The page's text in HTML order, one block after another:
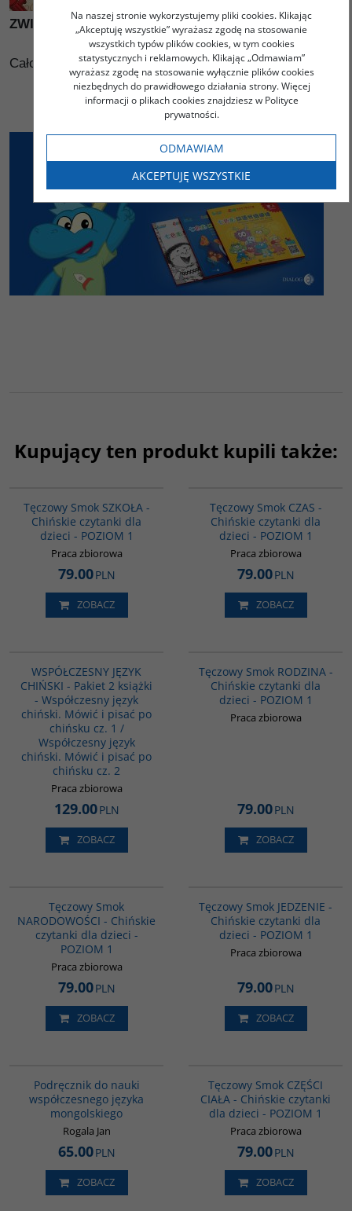
ZWIERZĘTA 1.5 - ZOO
Całość umieszczona jest w kartoniku (folia).
Kupujący ten produkt kupili także:
Tęczowy Smok SZKOŁA -
Chińskie czytanki dla
dzieci - POZIOM 1
Praca zbiorowa
79.00PLN
ZOBACZ
Tęczowy Smok CZAS -
Chińskie czytanki dla
dzieci - POZIOM 1
Praca zbiorowa
79.00PLN
ZOBACZ
WSPÓŁCZESNY JĘZYK
CHIŃSKI - Pakiet 2 książki
- Współczesny język
chiński. Mówić i pisać po
chińsku cz. 1 /
Współczesny język
chiński. Mówić i pisać po
chińsku cz. 2
Praca zbiorowa
129.00PLN
ZOBACZ
Tęczowy Smok RODZINA -
Chińskie czytanki dla
dzieci - POZIOM 1
Praca zbiorowa
79.00PLN
ZOBACZ
Tęczowy Smok
NARODOWOŚCI - Chińskie
czytanki dla dzieci -
POZIOM 1
Praca zbiorowa
79.00PLN
ZOBACZ
Tęczowy Smok JEDZENIE -
Chińskie czytanki dla
dzieci - POZIOM 1
Praca zbiorowa
79.00PLN
ZOBACZ
Podręcznik do nauki
współczesnego języka
mongolskiego
Rogala Jan
65.00PLN
ZOBACZ
Tęczowy Smok CZĘŚCI
CIAŁA - Chińskie czytanki
dla dzieci - POZIOM 1
Praca zbiorowa
79.00PLN
ZOBACZ
Na naszej stronie wykorzystujemy pliki cookies. Klikając
„Akceptuję wszystkie” wyrażasz zgodę na stosowanie
wszystkich typów plików cookies, w tym cookies
statystycznych i reklamowych. Klikając „Odmawiam”
wyrażasz zgodę na stosowanie wyłącznie plików cookies
niezbędnych do prawidłowego działania strony. Więcej
informacji o plikach cookies znajdziesz w Polityce
prywatności.
ODMAWIAM
AKCEPTUJĘ WSZYSTKIE